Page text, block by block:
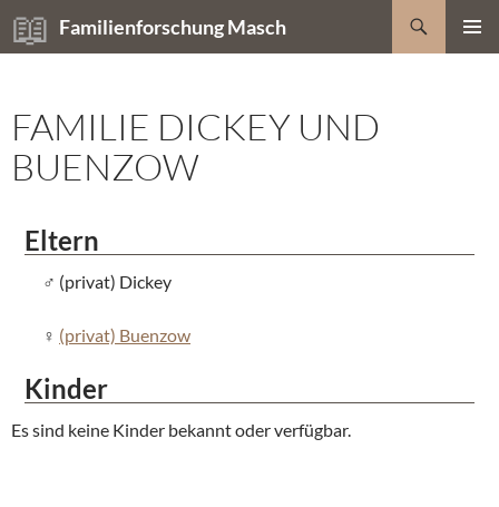
Zum
Inhalt
Familienforschung Masch
Suchen
FAMILIE DICKEY UND
BUENZOW
Eltern
(privat) Dickey
(privat) Buenzow
Kinder
Es sind keine Kinder bekannt oder verfügbar.